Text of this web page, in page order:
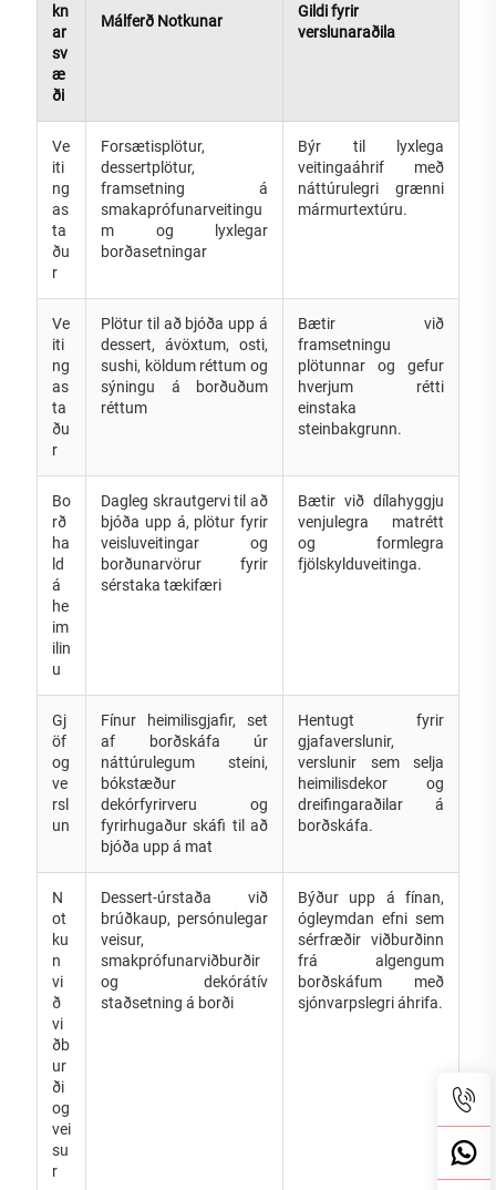
kn
ar
sv
æ
ði
Málferð Notkunar
Gildi fyrir
verslunaraðila
Ve
iti
ng
as
ta
ðu
r
Forsætisplötur,
dessertplötur,
framsetning á
smakaprófunarveitingu
m og lyxlegar
borðasetningar
Býr til lyxlega
veitingaáhrif með
náttúrulegri grænni
mármurtextúru.
Ve
iti
ng
as
ta
ðu
r
Plötur til að bjóða upp á
dessert, ávöxtum, osti,
sushi, köldum réttum og
sýningu á borðuðum
réttum
Bætir við
framsetningu
plötunnar og gefur
hverjum rétti
einstaka
steinbakgrunn.
Bo
rð
ha
ld
á
he
im
ilin
u
Dagleg skrautgervi til að
bjóða upp á, plötur fyrir
veisluveitingar og
borðunarvörur fyrir
sérstaka tækifæri
Bætir við dílahyggju
venjulegra matrétt
og formlegra
fjölskylduveitinga.
Gj
öf
og
ve
rsl
un
Fínur heimilisgjafir, set
af borðskáfa úr
náttúrulegum steini,
bókstæður
dekórfyrirveru og
fyrirhugaður skáfi til að
bjóða upp á mat
Hentugt fyrir
gjafaverslunir,
verslunir sem selja
heimilisdekor og
dreifingaraðilar á
borðskáfa.
N
ot
ku
n
vi
ð
vi
ðb
ur
ði
og
vei
su
r
Dessert-úrstaða við
brúðkaup, persónulegar
veisur,
smakprófunarviðburðir
og dekórátív
staðsetning á borði
Býður upp á fínan,
ógleymdan efni sem
sérfræðir viðburðinn
frá algengum
borðskáfum með
sjónvarpslegri áhrifa.